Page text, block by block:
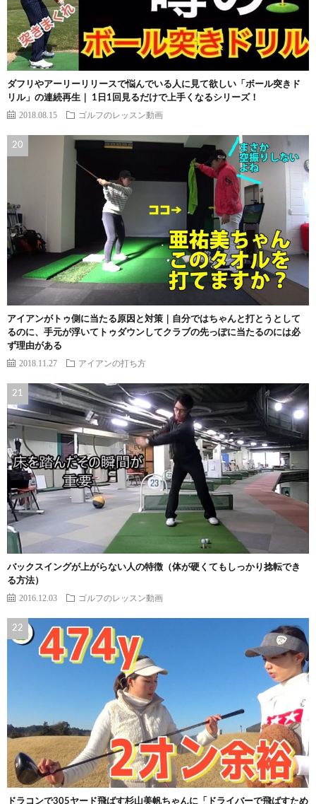
ダフリやアーリーリリースで悩んでいる人に見て欲しい「ボール突きド
リル」の連続再生｜ 1日1回見るだけで上手くなるシリーズ！
2018.08.15 ゴルフのレッスン動画
アイアンがトゥ側に当たる原因と対策｜自分ではちゃんと打とうとして
るのに、手元が浮いてトゥダウンしてクラブの先っぽに当たるのには必
ず理由がある
2018.11.27 アイアンの打ち方
バックスイングが上がらない人の特徴（体が硬くてもしっかり捻転でき
る方法）
2016.12.03 ゴルフのレッスン動画
ドラコンで305ヤード飛ばす杉山美帆ちゃんに「ドライバーで飛ばすため